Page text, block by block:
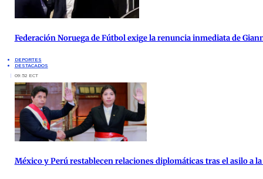
Federación Noruega de Fútbol exige la renuncia inmediata de
DEPORTES
DESTACADOS
09:52 ECT
México y Perú restablecen relaciones diplomáticas tras el asilo a